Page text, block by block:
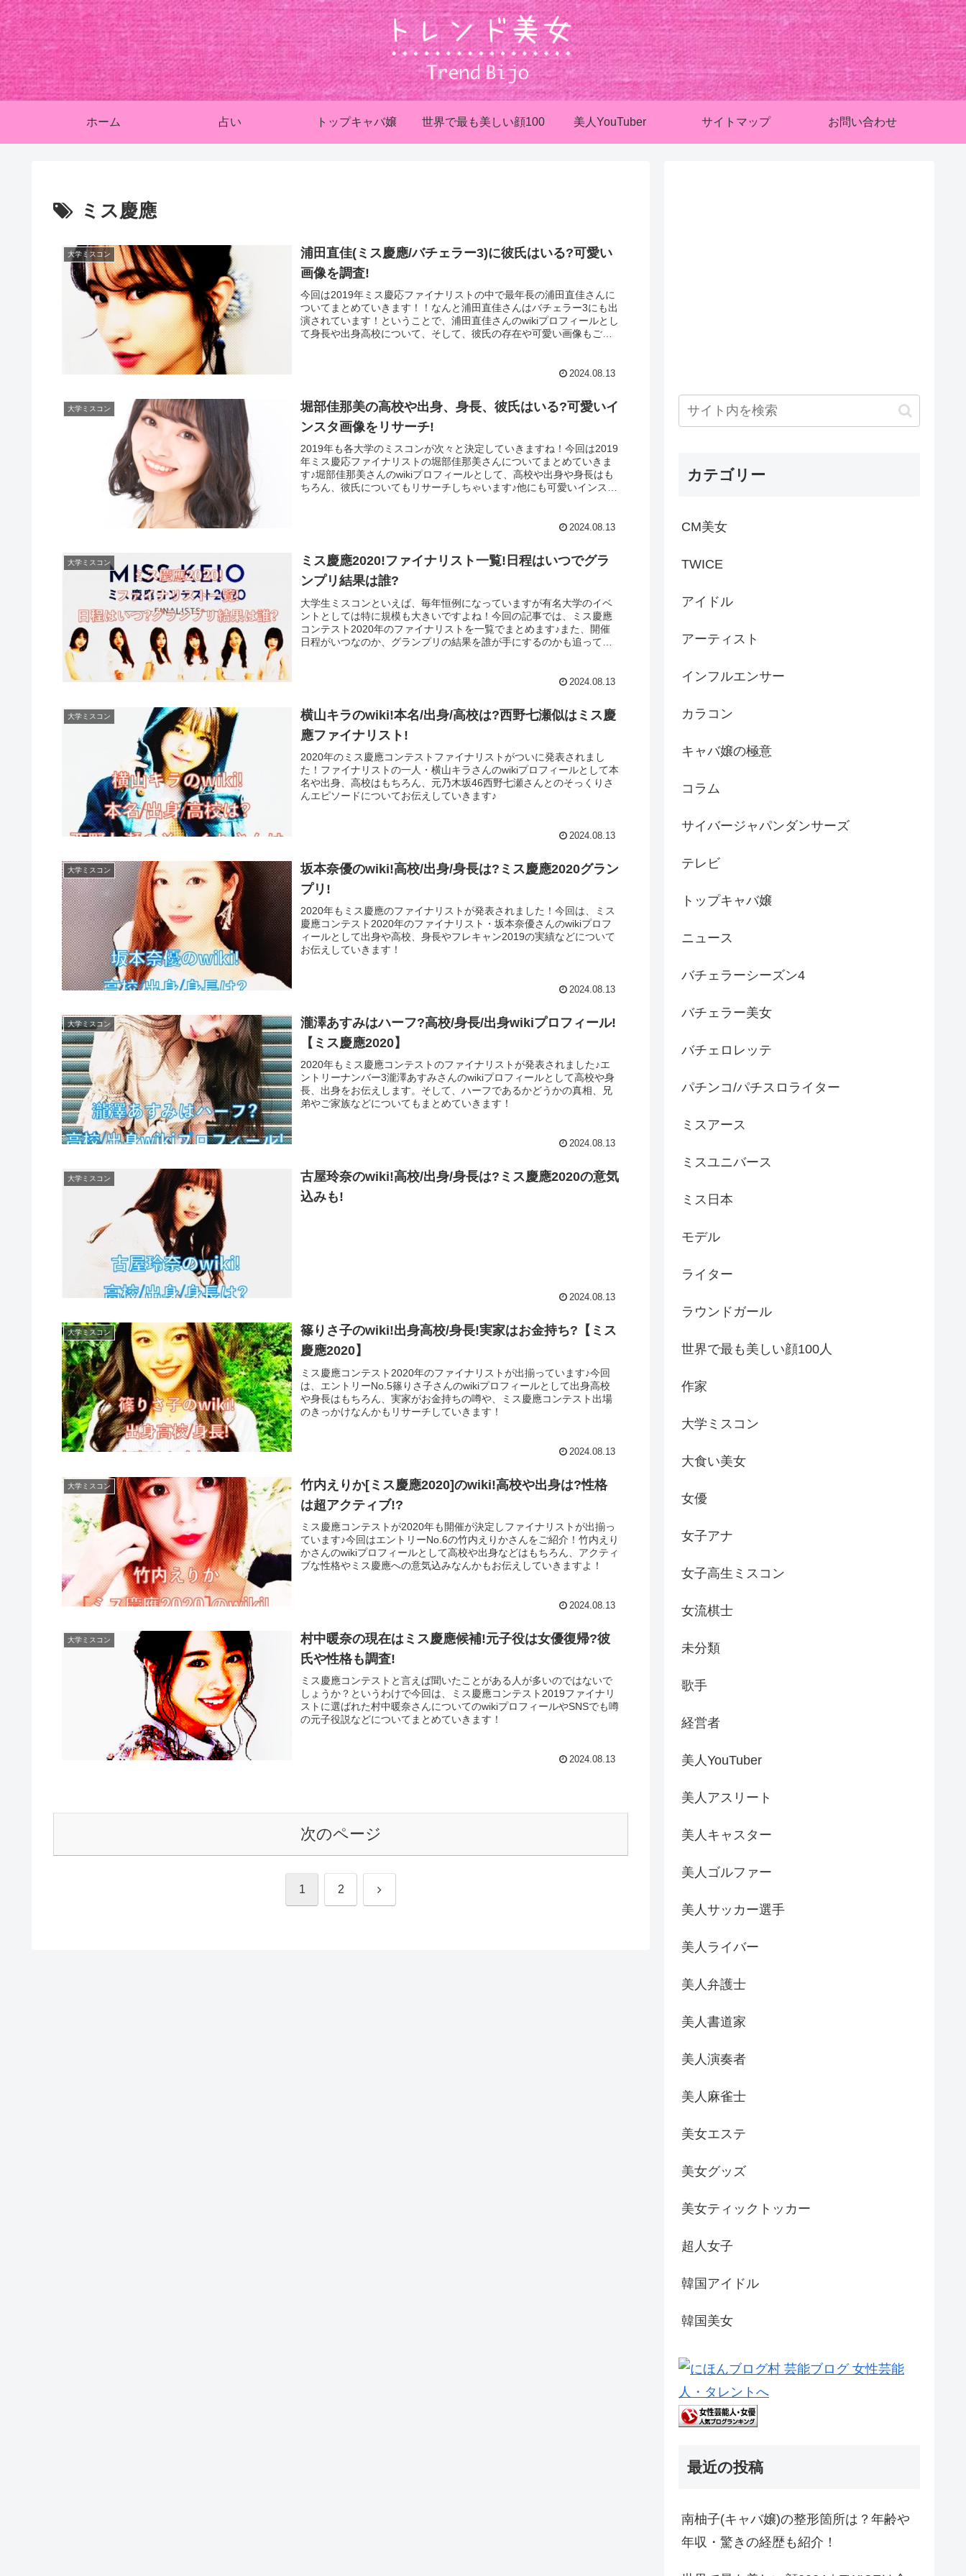
ホーム 占い トップキャバ嬢 世界で最も美しい顔100 美人YouTuber サイトマップ お問い合わせ
ミス慶應
大学ミスコン
浦田直佳(ミス慶應/バチェラー3)に彼氏はいる?可愛い
画像を調査!
今回は2019年ミス慶応ファイナリストの中で最年長の浦田直佳さんに
ついてまとめていきます！！なんと浦田直佳さんはバチェラー3にも出
演されています！ということで、浦田直佳さんのwikiプロフィールとし
て身長や出身高校について、そして、彼氏の存在や可愛い画像もご紹
2024.08.13
大学ミスコン
堀部佳那美の高校や出身、身長、彼氏はいる?可愛いイ
ンスタ画像をリサーチ!
2019年も各大学のミスコンが次々と決定していきますね！今回は2019
年ミス慶応ファイナリストの堀部佳那美さんについてまとめていきま
す♪堀部佳那美さんのwikiプロフィールとして、高校や出身や身長はも
ちろん、彼氏についてもリサーチしちゃいます♪他にも可愛いインスタ
2024.08.13
大学ミスコン
ミス慶應2020!ファイナリスト一覧!日程はいつでグラ
ンプリ結果は誰?
大学生ミスコンといえば、毎年恒例になっていますが有名大学のイベ
ントとしては特に規模も大きいですよね！今回の記事では、ミス慶應
コンテスト2020年のファイナリストを一覧でまとめます♪また、開催
日程がいつなのか、グランプリの結果を誰が手にするのかも追ってい
2024.08.13
大学ミスコン
横山キラのwiki!本名/出身/高校は?西野七瀬似はミス慶
應ファイナリスト!
2020年のミス慶應コンテストファイナリストがついに発表されまし
た！ファイナリストの一人・横山キラさんのwikiプロフィールとして本
名や出身、高校はもちろん、元乃木坂46西野七瀬さんとのそっくりさ
んエピソードについてお伝えしていきます♪
2024.08.13
大学ミスコン
坂本奈優のwiki!高校/出身/身長は?ミス慶應2020グラン
プリ!
2020年もミス慶應のファイナリストが発表されました！今回は、ミス
慶應コンテスト2020年のファイナリスト・坂本奈優さんのwikiプロフ
ィールとして出身や高校、身長やフレキャン2019の実績などについて
お伝えしていきます！
2024.08.13
大学ミスコン
瀧澤あすみはハーフ?高校/身長/出身wikiプロフィール!
【ミス慶應2020】
2020年もミス慶應コンテストのファイナリストが発表されました♪エ
ントリーナンバー3瀧澤あすみさんのwikiプロフィールとして高校や身
長、出身をお伝えします。そして、ハーフであるかどうかの真相、兄
弟やご家族などについてもまとめていきます！
2024.08.13
大学ミスコン
古屋玲奈のwiki!高校/出身/身長は?ミス慶應2020の意気
込みも!
2024.08.13
大学ミスコン
篠りさ子のwiki!出身高校/身長!実家はお金持ち?【ミス
慶應2020】
ミス慶應コンテスト2020年のファイナリストが出揃っています♪今回
は、エントリーNo.5篠りさ子さんのwikiプロフィールとして出身高校
や身長はもちろん、実家がお金持ちの噂や、ミス慶應コンテスト出場
のきっかけなんかもリサーチしていきます！
2024.08.13
大学ミスコン
竹内えりか[ミス慶應2020]のwiki!高校や出身は?性格
は超アクティブ!?
ミス慶應コンテストが2020年も開催が決定しファイナリストが出揃っ
ています♪今回はエントリーNo.6の竹内えりかさんをご紹介！竹内えり
かさんのwikiプロフィールとして高校や出身などはもちろん、アクティ
ブな性格やミス慶應への意気込みなんかもお伝えしていきますよ！
2024.08.13
大学ミスコン
村中暖奈の現在はミス慶應候補!元子役は女優復帰?彼
氏や性格も調査!
ミス慶應コンテストと言えば聞いたことがある人が多いのではないで
しょうか？というわけで今回は、ミス慶應コンテスト2019ファイナリ
ストに選ばれた村中暖奈さんについてのwikiプロフィールやSNSでも噂
の元子役説などについてまとめていきます！
2024.08.13
次のページ
1 2 次
カテゴリー
CM美女
TWICE
アイドル
アーティスト
インフルエンサー
カラコン
キャバ嬢の極意
コラム
サイバージャパンダンサーズ
テレビ
トップキャバ嬢
ニュース
バチェラーシーズン4
バチェラー美女
バチェロレッテ
パチンコ/パチスロライター
ミスアース
ミスユニバース
ミス日本
モデル
ライター
ラウンドガール
世界で最も美しい顔100人
作家
大学ミスコン
大食い美女
女優
女子アナ
女子高生ミスコン
女流棋士
未分類
歌手
経営者
美人YouTuber
美人アスリート
美人キャスター
美人ゴルファー
美人サッカー選手
美人ライバー
美人弁護士
美人書道家
美人演奏者
美人麻雀士
美女エステ
美女グッズ
美女ティックトッカー
超人女子
韓国アイドル
韓国美女
最近の投稿
南柚子(キャバ嬢)の整形箇所は？年齢や
年収・驚きの経歴も紹介！